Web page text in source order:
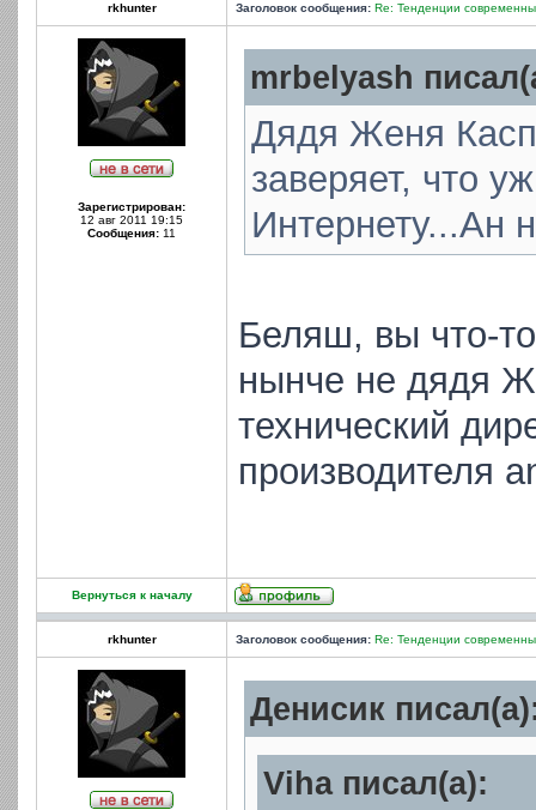
rkhunter Заголовок сообщения: Re: Тенденции
Зарегистрирован:
12 авг 2011 19:15
Сообщения: 11
mrbelyash
Дядя Женя
заверяет, что
Интернету...Ан
Беляш, вы что-
нынче не дядя
технический
производителя
Вернуться к началу
rkhunter Заголовок сообщения: Re: Тенденции
Денисик
Viha писал(а):